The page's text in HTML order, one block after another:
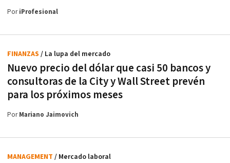
PoriProfesional
Nuevo precio del dólar que casi 50 bancos y
consultoras de la City y Wall Street prevén
para los próximos meses
FINANZAS / La lupa del mercado
PorMariano Jaimovich
MANAGEMENT / Mercado laboral